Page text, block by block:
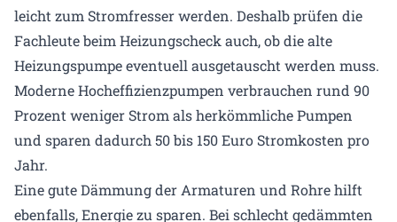
leicht zum Stromfresser werden. Deshalb prüfen die
Fachleute beim Heizungscheck auch, ob die alte
Heizungspumpe eventuell ausgetauscht werden muss.
Moderne Hocheffizienzpumpen verbrauchen rund 90
Prozent weniger Strom als herkömmliche Pumpen
und sparen dadurch 50 bis 150 Euro Stromkosten pro
Jahr.
Eine gute Dämmung der Armaturen und Rohre hilft
ebenfalls, Energie zu sparen. Bei schlecht gedämmten